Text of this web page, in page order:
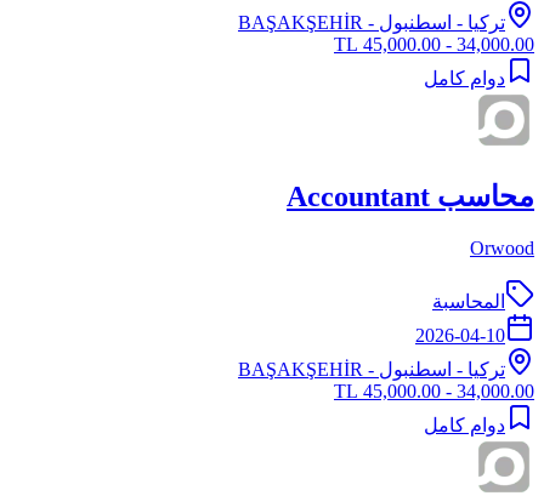
تركيا - اسطنبول - BAŞAKŞEHİR
34,000.00 - 45,000.00 TL
دوام كامل
محاسب Accountant
Orwood
المحاسبة
2026-04-10
تركيا - اسطنبول - BAŞAKŞEHİR
34,000.00 - 45,000.00 TL
دوام كامل